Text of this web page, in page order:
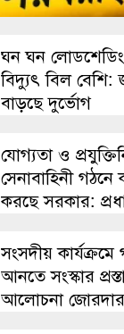
ঘন ঘন
বিদ্যুৎ বিল
বাড়ছে দুর্ভোগ
যোগ্যতা ও
সেনাবাহিনী
করছে সরকার:
সংসদীয় কার্যক্রমে
আনতে সংস্কার
আলোচনা জোরদার